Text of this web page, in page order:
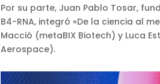
Por su parte, Juan Pablo Tosar,
B4-RNA, integró «De la ciencia al
Macció (metaBIX Biotech) y Luca
Aerospace).